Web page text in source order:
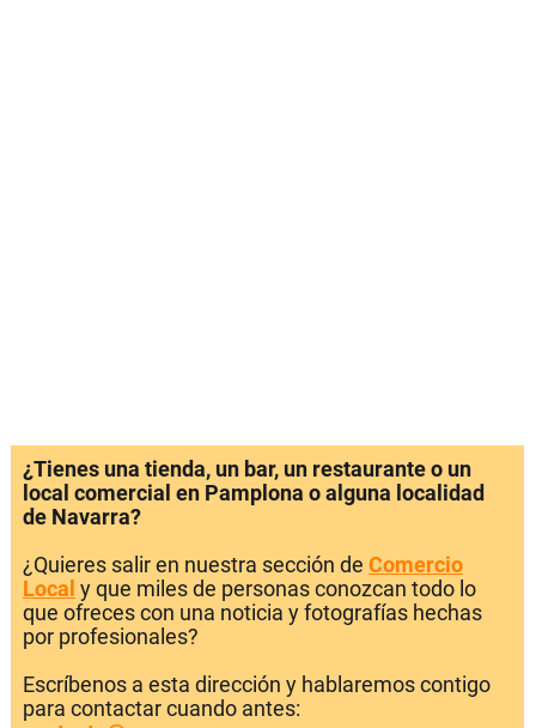
¿Tienes una tienda, un bar, un restaurante o un
local comercial en Pamplona o alguna localidad
de Navarra?
¿Quieres salir en nuestra sección de Comercio
Local y que miles de personas conozcan todo lo
que ofreces con una noticia y fotografías hechas
por profesionales?
Escríbenos a esta dirección y hablaremos contigo
para contactar cuando antes: